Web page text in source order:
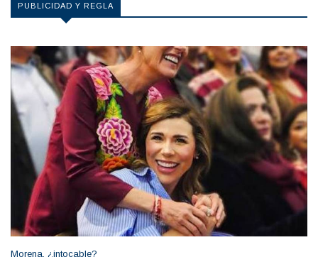
PUBLICIDAD Y REGLA
Morena, ¿intocable?